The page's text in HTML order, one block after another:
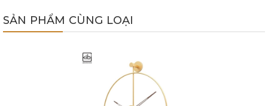
SẢN PHẨM CÙNG LOẠI